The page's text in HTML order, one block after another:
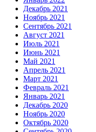
Декабрь 2021
Ноябрь 2021
Сентябрь 2021
Август 2021
Июль 2021
Июнь 2021
Май 2021
Апрель 2021
Март 2021
Февраль 2021
Январь 2021
Декабрь 2020
Ноябрь 2020
Октябрь 2020